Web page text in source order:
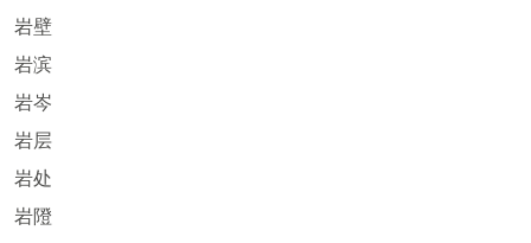
岩壁
岩滨
岩岑
岩层
岩处
岩隥